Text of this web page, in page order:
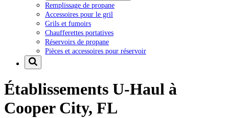
Remplissage de propane
Accessoires pour le gril
Grils et fumoirs
Chaufferettes portatives
Réservoirs de propane
Pièces et accessoires pour réservoir
Établissements U-Haul à
Cooper City, FL